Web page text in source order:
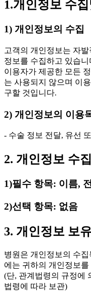
1.개인정보 수
1) 개인정보의 수집
고객의 개인정보는 자
정보를 수집하고 있습니
이용자가 제공한 모든
는 사용되지 않으며 이
구할 것입니다.
2) 개인정보의 이용
- 수술 정보 전달, 유선
2. 개인정보 수
1)필수 항목: 이름,
2)선택 항목: 없음
3. 개인정보 보
병원은 개인정보의 수
에는 귀하의 개인정보
(단, 관계법령의 규정에
법령에 따라 보관)